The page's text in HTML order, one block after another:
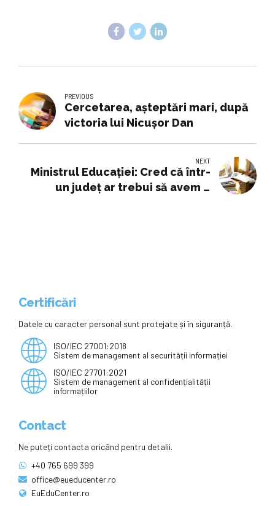
PREVIOUS
Cercetarea, așteptări mari, după
victoria lui Nicușor Dan
NEXT
Ministrul Educaţiei: Cred că într-
un judeţ ar trebui să avem o
Certificări
Datele cu caracter personal sunt protejate și în siguranță.
ISO/IEC 27001:2018
Sistem de management al securității informației
ISO/IEC 27701:2021
Sistem de management al confidențialității
informațiilor
Contact
Ne puteți contacta oricând pentru detalii.
+40 765 699 399
office@eueducenter.ro
EuEduCenter.ro